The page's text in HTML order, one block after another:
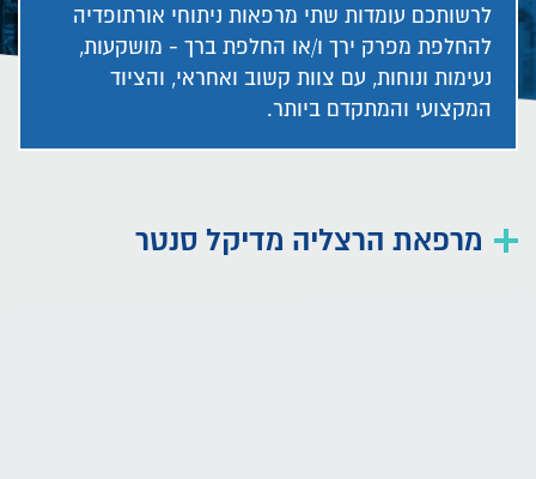
לרשותכם עומדות שתי מרפאות ניתוחי אורתופדיה
להחלפת מפרק ירך ו/או החלפת ברך - מושקעות,
נעימות ונוחות, עם צוות קשוב ואחראי, והציוד
המקצועי והמתקדם ביותר.
מרפאת הרצליה מדיקל סנטר